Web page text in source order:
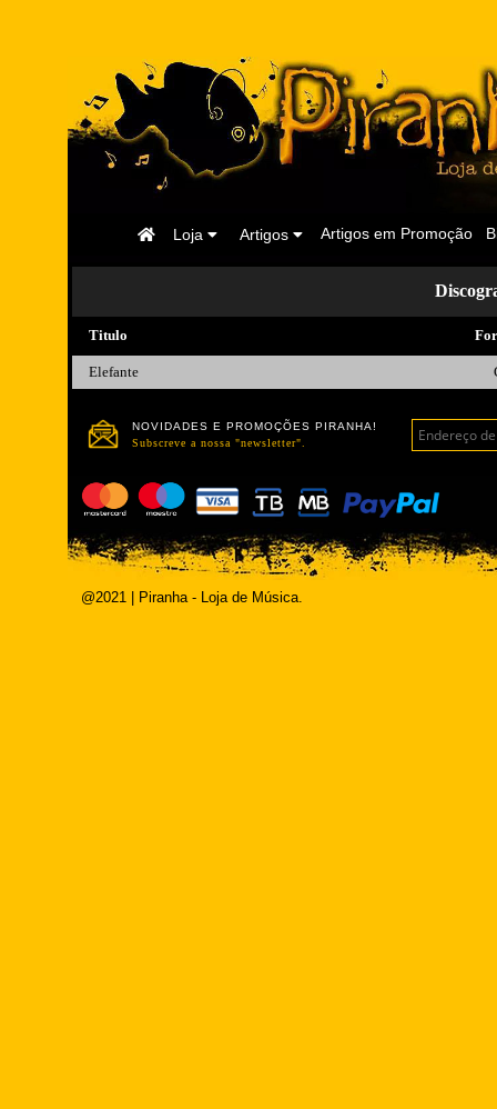
Artigos em Promoção
Artigos
Loja
Página
Titulo
Elefante
NOVIDADES E PROMOÇÕES PIRANHA!
Subscreve a nossa "newsletter".
@2021 | Piranha - Loja de Música.